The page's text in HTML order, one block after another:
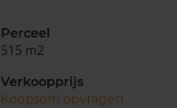
Perceel
515 m2
Verkoopprijs
Koopsom opvragen